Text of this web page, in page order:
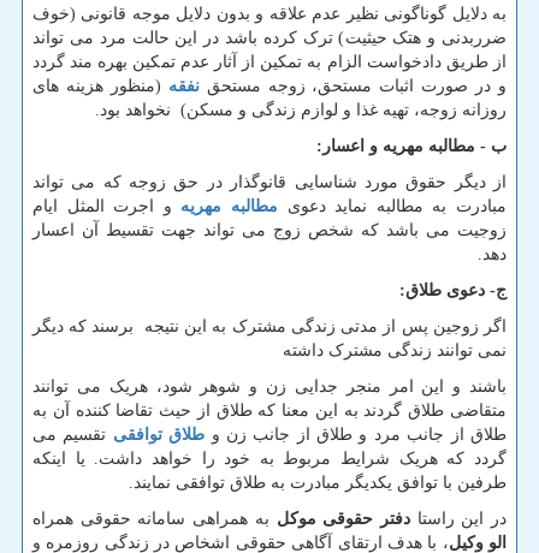
به دلایل گوناگونی نظیر عدم علاقه و بدون دلایل موجه قانونی (خوف
ضرربدنی و هتک حیثیت) ترک کرده باشد در این حالت مرد می تواند
از طریق دادخواست الزام به تمکین از آثار عدم تمکین بهره مند گردد
و در صورت اثبات مستحق، زوجه مستحقنفقه (منظور هزینه های
روزانه زوجه، تهیه غذا و لوازم زندگی و مسکن) نخواهد بود.
ب - مطالبه مهریه و اعسار:
از دیگر حقوق مورد شناسایی قانوگذار در حق زوجه که می تواند
مبادرت به مطالبه نماید دعوی مطالبه مهریه و اجرت المثل ایام
زوجیت می باشد که شخص زوج می تواند جهت تقسیط آن اعسار
دهد.
ج- دعوی طلاق:
اگر زوجین پس از مدتی زندگی مشترک به این نتیجه برسند که دیگر
نمی توانند زندگی مشترک داشته
باشند و این امر منجر جدایی زن و شوهر شود، هریک می توانند
متقاضی طلاق گردند به این معنا که طلاق از حیث تقاضا کننده آن به
طلاق از جانب مرد و طلاق از جانب زن و طلاق توافقی تقسیم می
گردد که هریک شرایط مربوط به خود را خواهد داشت. یا اینکه
طرفین با توافق یکدیگر مبادرت به طلاق توافقی نمایند.
در این راستادفتر حقوقی موکل به همراهی سامانه حقوقی همراه
الو وکیل، با هدف ارتقای آگاهی حقوقی اشخاص در زندگی روزمره و